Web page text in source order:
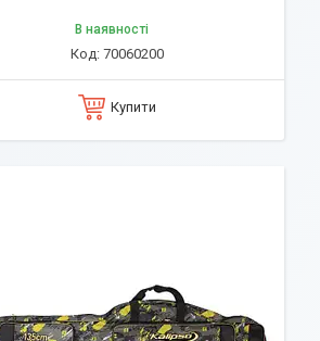
В наявності
70060200
Купити